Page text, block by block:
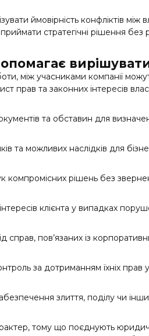
ймовірність конфліктів
стратегічні рішення
між учасниками компанії
прав та законних інтересів
та обставин для
та можливих наслідків для
компромісних рішень без
клієнта у випадках
справ, пов’язаних із
за дотриманням їхніх
злиття, поділу чи
тому що поєднують